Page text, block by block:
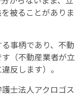
被ることがありま
事柄であり、不動
（不動産業者が立
反します）。
士法人アクロゴス